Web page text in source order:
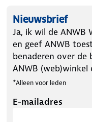
Nieuwsbrief
Ja, ik wil de ANWB
en geef ANWB
benaderen over de
ANWB (web)winkel
*Alleen voor leden
E-mailadres